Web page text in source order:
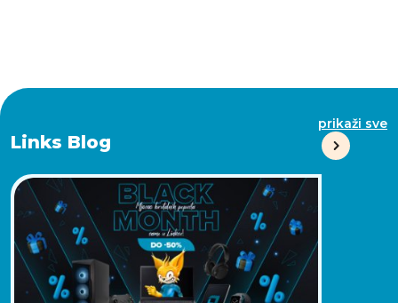
Links Blog
prikaži sve